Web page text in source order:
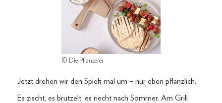
© Die Pflanzerei
Jetzt drehen wir den Spieß mal um – nur eben pflanzlich.
Es zischt, es brutzelt, es riecht nach Sommer. Am Grill